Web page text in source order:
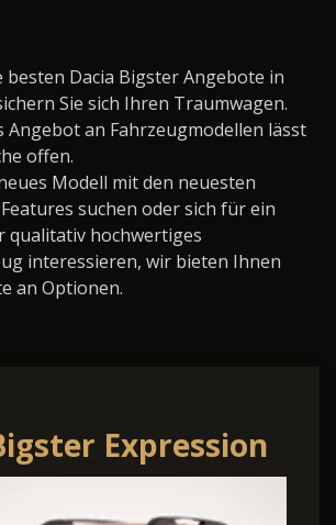
besten Dacia Bigster Angebote in
Sie sich Ihren Traumwagen.
Angebot an Fahrzeugmodellen lässt
offen.
Modell mit den neuesten
suchen oder sich für ein
qualitativ hochwertiges
interessieren, wir bieten Ihnen
an Optionen.
Expression
SHZ LED PDC